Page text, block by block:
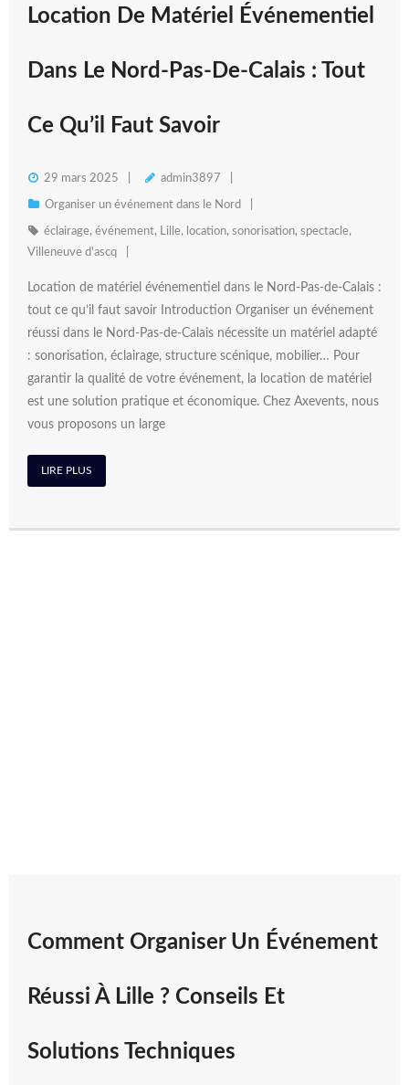
Location De Matériel Événementiel
Dans Le Nord-Pas-De-Calais : Tout
Ce Qu’il Faut Savoir
29 mars 2025 admin3897
Organiser un événement dans le Nord
éclairage, événement, Lille, location, sonorisation, spectacle,
Villeneuve d'ascq
Location de matériel événementiel dans le Nord-Pas-de-Calais :
tout ce qu’il faut savoir Introduction Organiser un événement
réussi dans le Nord-Pas-de-Calais nécessite un matériel adapté
: sonorisation, éclairage, structure scénique, mobilier… Pour
garantir la qualité de votre événement, la location de matériel
est une solution pratique et économique. Chez Axevents, nous
vous proposons un large
LIRE PLUS
Comment Organiser Un Événement
Réussi À Lille ? Conseils Et
Solutions Techniques